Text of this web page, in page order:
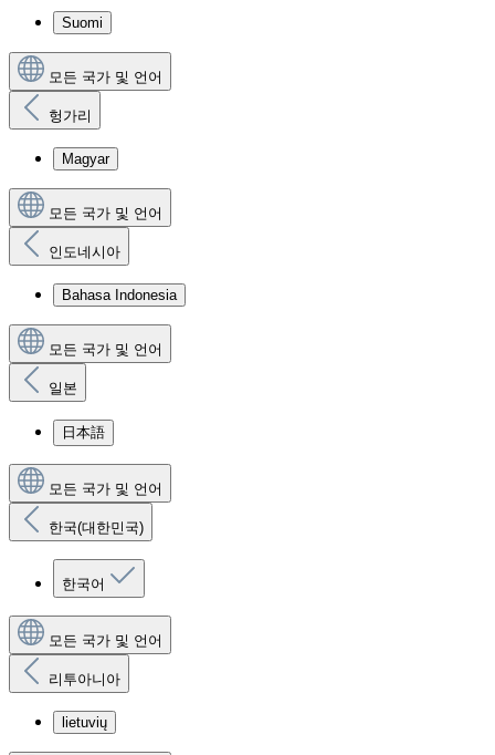
Suomi
모든 국가 및 언어
헝가리
Magyar
모든 국가 및 언어
인도네시아
Bahasa Indonesia
모든 국가 및 언어
일본
日本語
모든 국가 및 언어
한국(대한민국)
한국어
모든 국가 및 언어
리투아니아
lietuvių